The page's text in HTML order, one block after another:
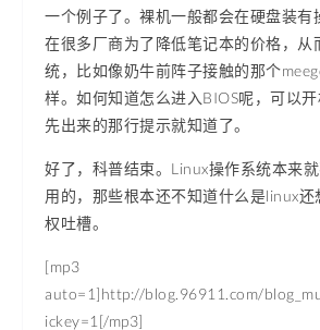
一个例子了。裸机一般都会在硬盘装有
在很多厂商为了降低笔记本的价格，从
统，比如像奶牛前阵子接触的那个
样。如何知道怎么进入BIOS呢，可以
先出来的那行提示就知道了。
好了，科普结束。Linux操作系统本来
用的，那些根本还不知道什么是linux
权吐槽。
[mp3
auto=1]http://blog.96911.com/
ickey=1[/mp3]